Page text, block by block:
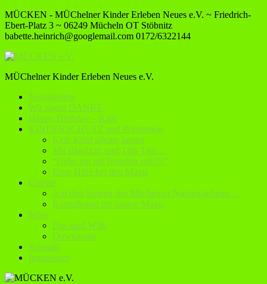
MÜCKEN - MÜChelner Kinder Erleben Neues e.V. ~ Friedrich-
Ebert-Platz 3 ~ 06249 Mücheln OT Stöbnitz
babette.heinrich@googlemail.com 0172/6322144
MÜChelner Kinder Erleben Neues e.V.
Neuigkeiten
Wir sagen DANKE
Happy Birthday – Kids
KINDERSCHUTZ und Prävention
Kein Kind alleine lassen
Mit Blaulicht und Tatü Tata…
“Gehe nie mit fremden mit!!!!”
Erste Hilfe bei den Maxis
Galerie
Auf den Spuren des Müchelner Nachtwächters …
Kampfkunst für unsere Maxis
Infos
Das sind WIR
Downloads
Kontakt
Impressum